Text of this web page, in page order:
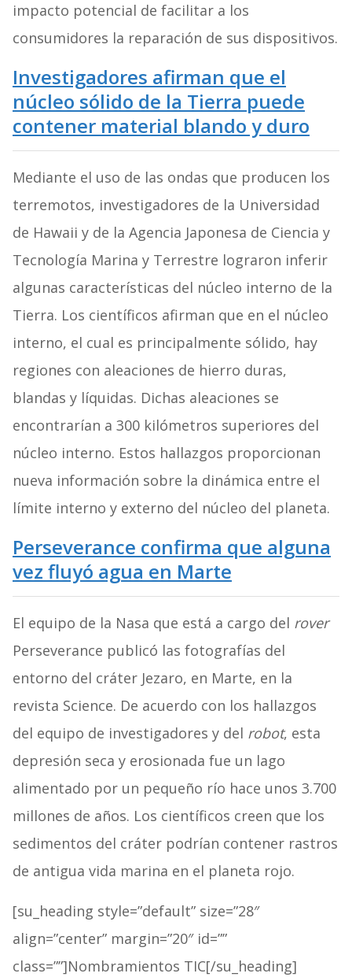
impacto potencial de facilitar a los
consumidores la reparación de sus dispositivos.
Investigadores afirman que el
núcleo sólido de la Tierra puede
contener material blando y duro
Mediante el uso de las ondas que producen los
terremotos, investigadores de la Universidad
de Hawaii y de la Agencia Japonesa de Ciencia y
Tecnología Marina y Terrestre lograron inferir
algunas características del núcleo interno de la
Tierra. Los científicos afirman que en el núcleo
interno, el cual es principalmente sólido, hay
regiones con aleaciones de hierro duras,
blandas y líquidas. Dichas aleaciones se
encontrarían a 300 kilómetros superiores del
núcleo interno. Estos hallazgos proporcionan
nueva información sobre la dinámica entre el
límite interno y externo del núcleo del planeta.
Perseverance confirma que alguna
vez fluyó agua en Marte
El equipo de la Nasa que está a cargo del rover
Perseverance publicó las fotografías del
entorno del cráter Jezaro, en Marte, en la
revista Science. De acuerdo con los hallazgos
del equipo de investigadores y del robot, esta
depresión seca y erosionada fue un lago
alimentado por un pequeño río hace unos 3.700
millones de años. Los científicos creen que los
sedimentos del cráter podrían contener rastros
de antigua vida marina en el planeta rojo.
[su_heading style=”default” size=”28″
align=”center” margin=”20″ id=””
class=””]Nombramientos TIC[/su_heading]